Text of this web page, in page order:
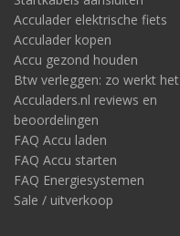
Acculader elektrische fiets
Acculader kopen
Accu gezond houden
Btw verleggen: zo werkt het
Acculaders.nl reviews en
beoordelingen
FAQ Accu laden
FAQ Accu starten
FAQ Energiesystemen
Sale / uitverkoop